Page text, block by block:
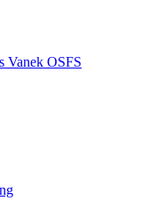
Vanek OSFS